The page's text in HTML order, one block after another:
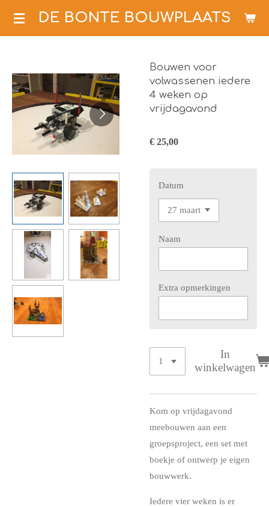
Ga
hoofdinhoud
DE BONTE BOUWPLAATS
Bouwen voor
volwassenen iedere
4 weken op
vrijdagavond
€ 25,00
Datum
Naam
Extra opmerkingen
In
winkelwagen
Kom op vrijdagavond
meebouwen aan een
groepsproject, een set met
boekje of ontwerp je eigen
bouwwerk.
Iedere vier weken is er